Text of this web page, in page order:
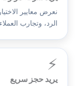
نعرض معايير
الرد، وتجارب
⚡
يريد حجز سريع